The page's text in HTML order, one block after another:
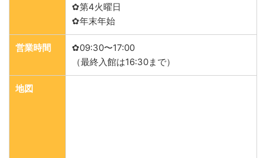
✿第4火曜日
✿年末年始
営業時間
✿09:30〜17:00
（最終入館は16:30まで）
地図